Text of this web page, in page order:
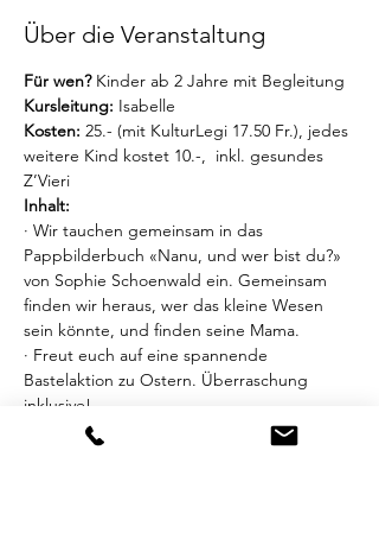
Über die Veranstaltung
Für wen? Kinder ab 2 Jahre mit Begleitung
Kursleitung: Isabelle
Kosten: 25.- (mit KulturLegi 17.50 Fr.), jedes
weitere Kind kostet 10.-,  inkl. gesundes
Z’Vieri
Inhalt:
· Wir tauchen gemeinsam in das
Pappbilderbuch «Nanu, und wer bist du?»
von Sophie Schoenwald ein. Gemeinsam
finden wir heraus, wer das kleine Wesen
sein könnte, und finden seine Mama.
· Freut euch auf eine spannende
Bastelaktion zu Ostern. Überraschung
inklusive!
Mehr anzeigen